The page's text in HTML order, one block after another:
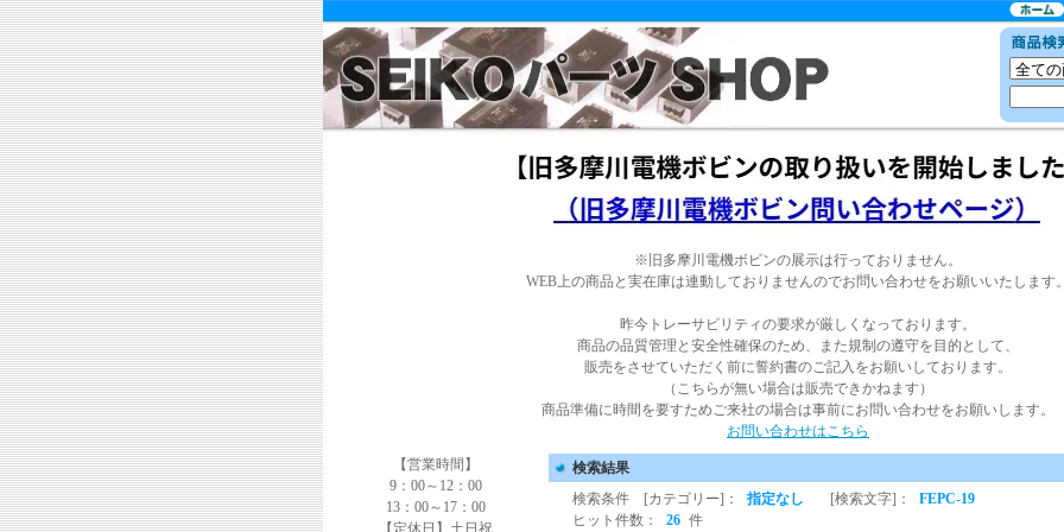
※旧多摩川電機ボビンの展示は行っておりません。
WEB上の商品と実在庫は連動しておりませんのでお問い合わせをお願いいたします
昨今トレーサビリティの要求が厳しくなっております。
商品の品質管理と安全性確保のため、また規制の遵守を目的として、
販売をさせていただく前に誓約書のご記入をお願いしております。
（こちらが無い場合は販売できかねます）
商品準備に時間を要すためご来社の場合は事前にお問い合わせをお願いします。
お問い合わせはこちら
【営業時間】
9：00～12：00
13：00～17：00
検索結果
検索条件 [カテゴリー]：
指定なし [検索文字]：
FEPC-19
ヒット件数：
26 件